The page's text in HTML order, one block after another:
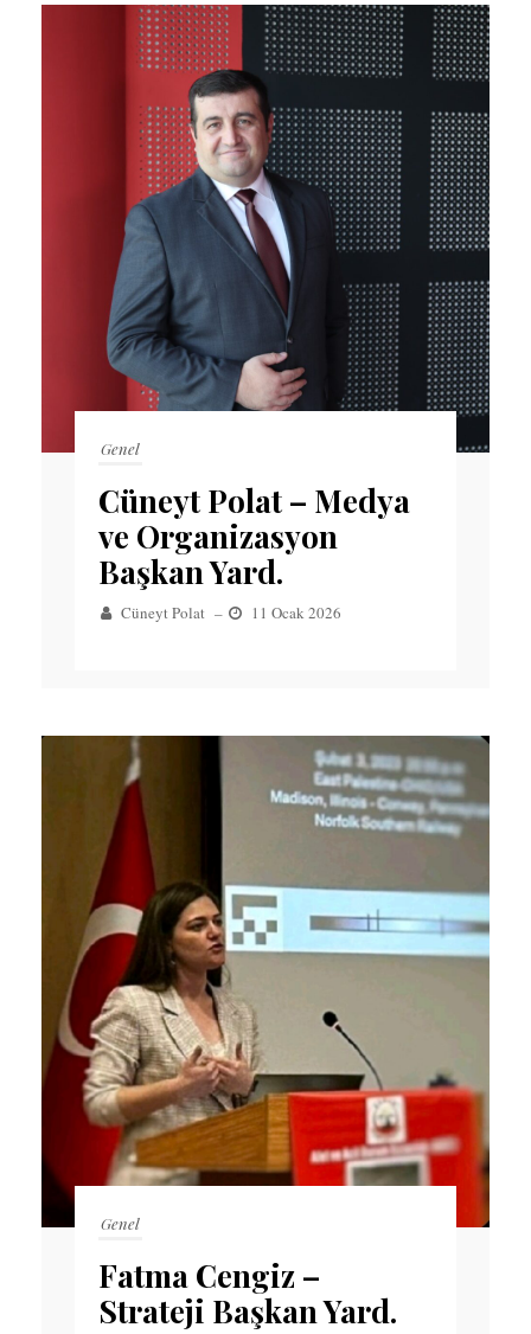
Genel
Cüneyt Polat – Medya
ve Organizasyon
Başkan Yard.
Cüneyt Polat – 11 Ocak 2026
Genel
Fatma Cengiz –
Strateji Başkan Yard.